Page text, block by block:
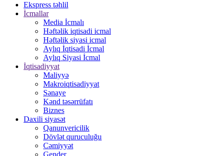
Ekspress təhlil
İcmallar
Media İcmalı
Həftəlik iqtisadi icmal
Həftəlik siyasi icmal
Aylıq İqtisadi İcmal
Aylıq Siyasi İcmal
İqtisadiyyat
Maliyyə
Makroiqtisadiyyat
Sənaye
Kənd təsərrüfatı
Biznes
Daxili siyasət
Qanunvericilik
Dövlət quruculuğu
Cəmiyyət
Gender